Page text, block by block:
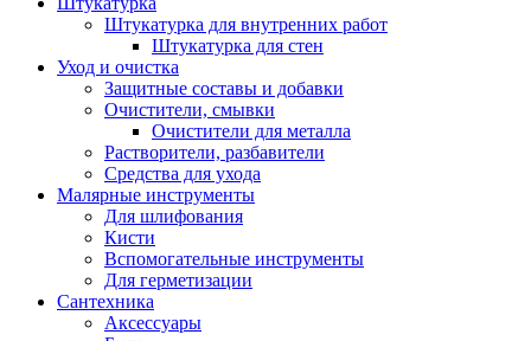
Штукатурка для внутренних работ
Штукатурка для стен
Уход и очистка
Защитные составы и добавки
Очистители, смывки
Очистители для металла
Растворители, разбавители
Средства для ухода
Малярные инструменты
Для шлифования
Кисти
Вспомогательные инструменты
Для герметизации
Сантехника
Аксессуары